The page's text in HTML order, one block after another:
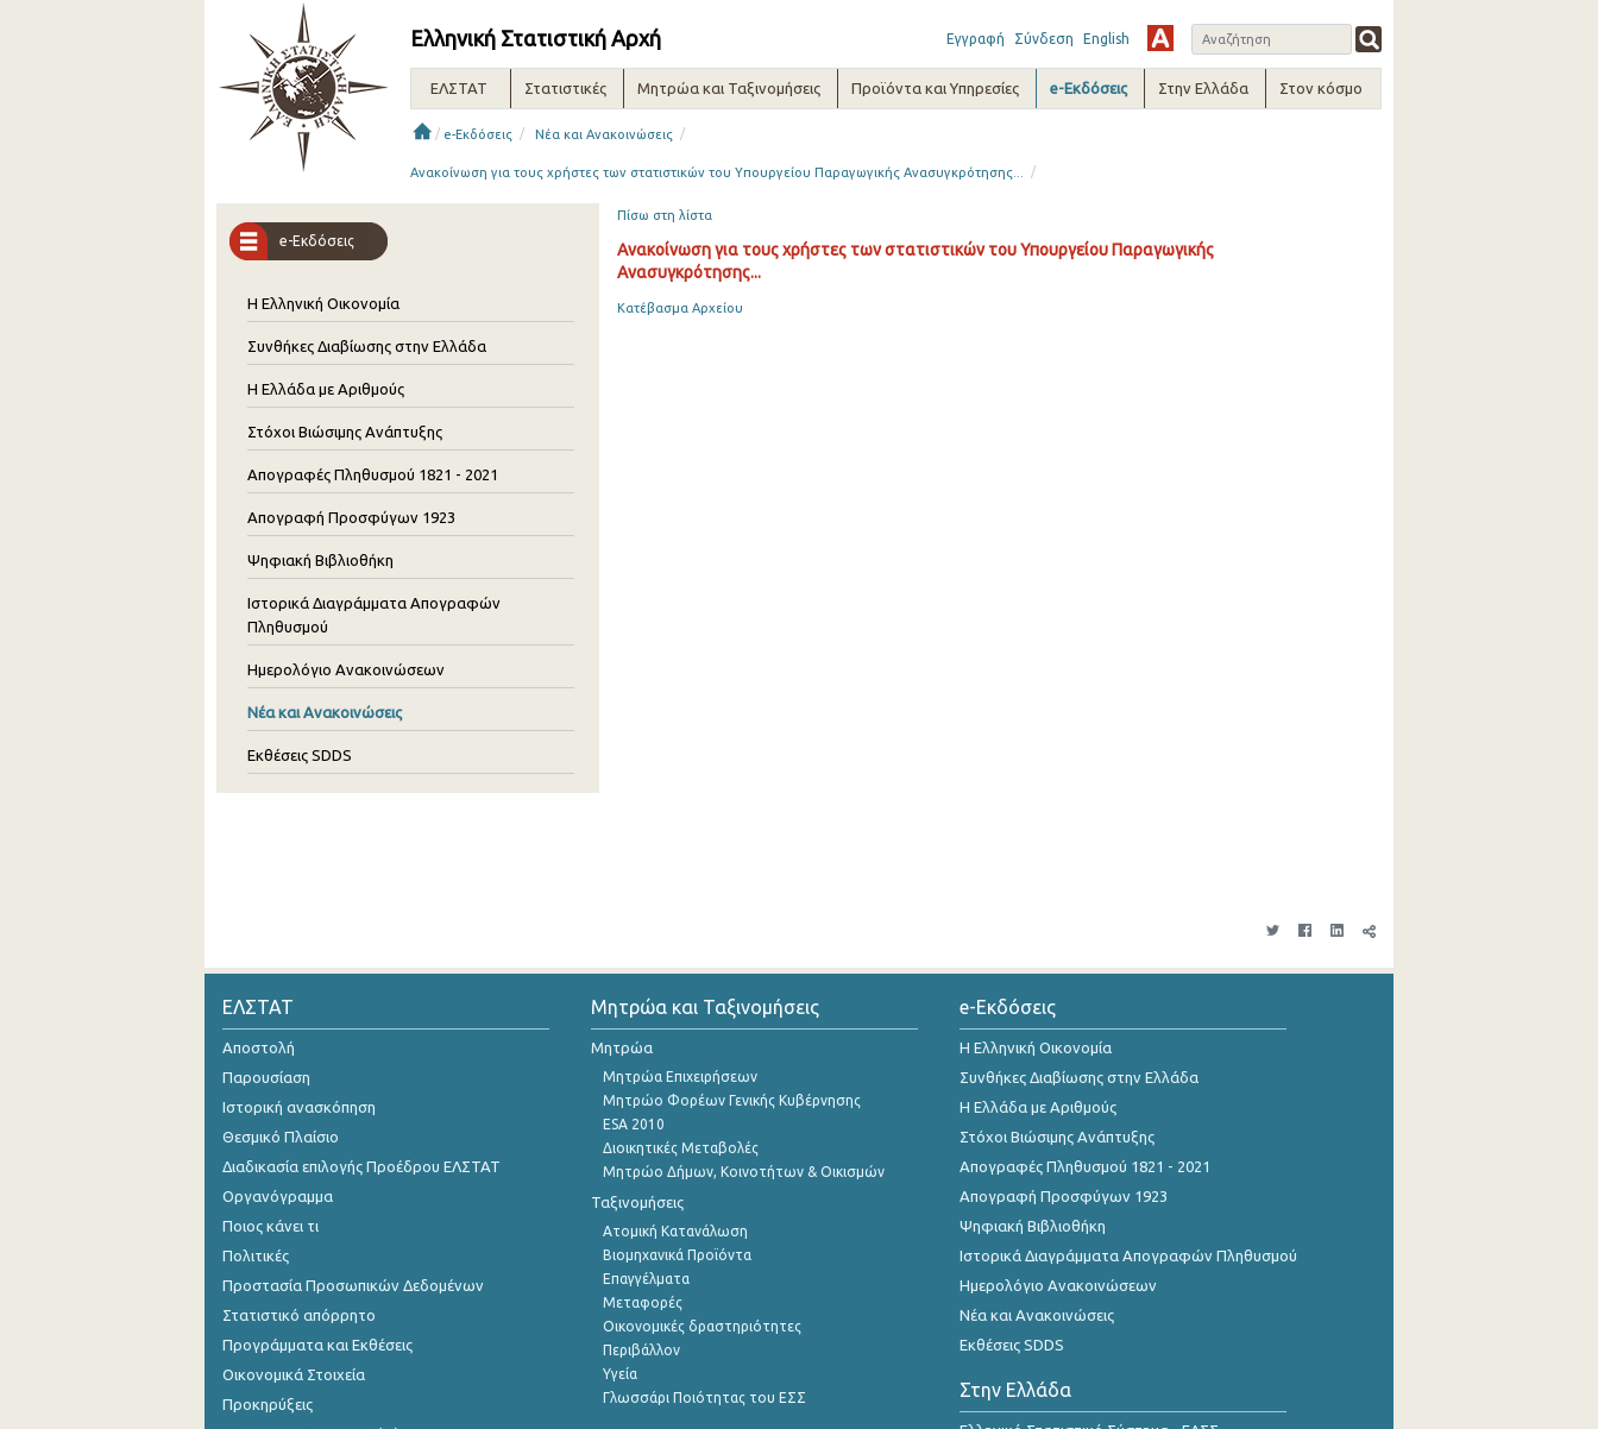
Ελληνική Στατιστική Αρχή Εγγραφή Σύνδεση English
ΕΛΣΤΑΤ Στατιστικές Μητρώα και Ταξινομήσεις Προϊόντα και Υπηρεσίες e-Εκδόσεις Στην Ελλάδα Στον κόσμο
/ e-Εκδόσεις / Νέα και Ανακοινώσεις /
Ανακοίνωση για τους χρήστες των στατιστικών του Υπουργείου Παραγωγικής Ανασυγκρότησης... /
e-Εκδόσεις
Η Ελληνική Οικονομία
Συνθήκες Διαβίωσης στην Ελλάδα
Η Ελλάδα με Αριθμούς
Στόχοι Βιώσιμης Ανάπτυξης
Απογραφές Πληθυσμού 1821 - 2021
Απογραφή Προσφύγων 1923
Ψηφιακή Βιβλιοθήκη
Ιστορικά Διαγράμματα Απογραφών
Πληθυσμού
Ημερολόγιο Ανακοινώσεων
Νέα και Ανακοινώσεις
Εκθέσεις SDDS
Πίσω στη λίστα
Ανακοίνωση για τους χρήστες των στατιστικών του Υπουργείου Παραγωγικής
Ανασυγκρότησης...
Κατέβασμα Αρχείου
ΕΛΣΤΑΤ
Αποστολή
Παρουσίαση
Ιστορική ανασκόπηση
Θεσμικό Πλαίσιο
Διαδικασία επιλογής Προέδρου ΕΛΣΤΑΤ
Οργανόγραμμα
Ποιος κάνει τι
Πολιτικές
Προστασία Προσωπικών Δεδομένων
Στατιστικό απόρρητο
Προγράμματα και Εκθέσεις
Οικονομικά Στοιχεία
Προκηρύξεις
Μητρώα και Ταξινομήσεις
Μητρώα
Μητρώα Επιχειρήσεων
Μητρώο Φορέων Γενικής Κυβέρνησης
ESA 2010
Διοικητικές Μεταβολές
Μητρώο Δήμων, Κοινοτήτων & Οικισμών
Ταξινομήσεις
Ατομική Κατανάλωση
Βιομηχανικά Προϊόντα
Επαγγέλματα
Μεταφορές
Οικονομικές δραστηριότητες
Περιβάλλον
Υγεία
Γλωσσάρι Ποιότητας του ΕΣΣ
e-Εκδόσεις
Η Ελληνική Οικονομία
Συνθήκες Διαβίωσης στην Ελλάδα
Η Ελλάδα με Αριθμούς
Στόχοι Βιώσιμης Ανάπτυξης
Απογραφές Πληθυσμού 1821 - 2021
Απογραφή Προσφύγων 1923
Ψηφιακή Βιβλιοθήκη
Ιστορικά Διαγράμματα Απογραφών Πληθυσμού
Ημερολόγιο Ανακοινώσεων
Νέα και Ανακοινώσεις
Εκθέσεις SDDS
Στην Ελλάδα